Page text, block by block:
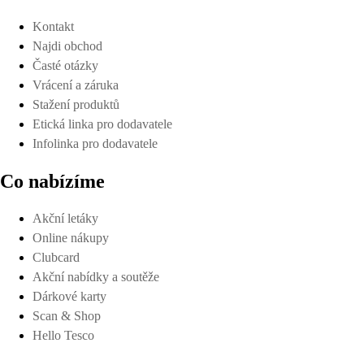
Kontakt
Najdi obchod
Časté otázky
Vrácení a záruka
Stažení produktů
Etická linka pro dodavatele
Infolinka pro dodavatele
Co nabízíme
Akční letáky
Online nákupy
Clubcard
Akční nabídky a soutěže
Dárkové karty
Scan & Shop
Hello Tesco